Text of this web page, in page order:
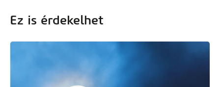
Ez is érdekelhet